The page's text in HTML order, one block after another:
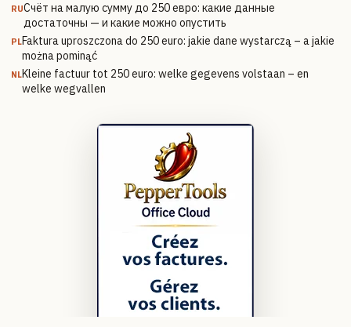
RUСчёт на малую сумму до 250 евро: какие данные
достаточны — и какие можно опустить
PLFaktura uproszczona do 250 euro: jakie dane wystarczą – a jakie
można pominąć
NLKleine factuur tot 250 euro: welke gegevens volstaan – en
welke wegvallen